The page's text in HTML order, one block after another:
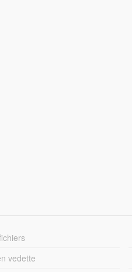
vedette